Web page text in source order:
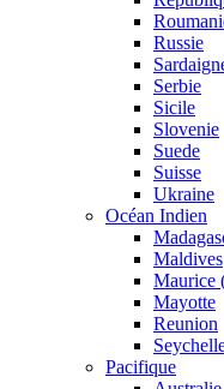
Russie
Serbie
Sicile
Slovenie
Suede
Suisse
Ukraine
Océan Indien
Maldives
Maurice
Mayotte
Reunion
Pacifique